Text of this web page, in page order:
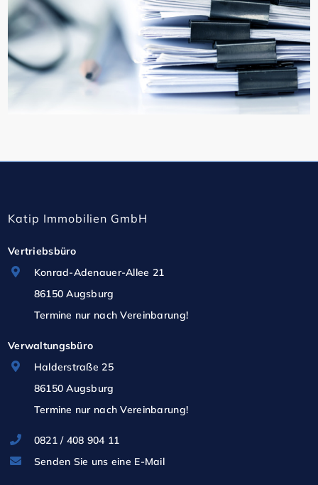
Katip Immobilien GmbH
Vertriebsbüro
Konrad-Adenauer-Allee 21
86150 Augsburg
Termine nur nach Vereinbarung!
Verwaltungsbüro
Halderstraße 25
86150 Augsburg
Termine nur nach Vereinbarung!
0821 / 408 904 11
Senden Sie uns eine E-Mail